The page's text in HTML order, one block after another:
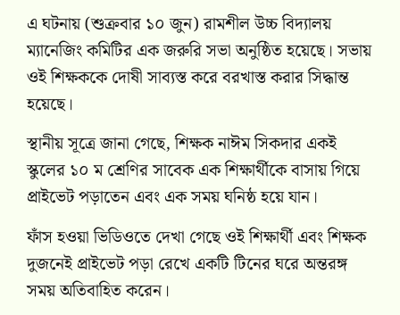
এ ঘটনায় (শুক্রবার ১০ জুন) রামশীল উচ্চ বিদ্যালয়
ম্যানেজিং কমিটির এক জরুরি সভা অনুষ্ঠিত হয়েছে। সভায়
ওই শিক্ষককে দোষী সাব্যস্ত করে বরখাস্ত করার সিদ্ধান্ত
হয়েছে।
স্থানীয় সূত্রে জানা গেছে, শিক্ষক নাঈম সিকদার একই
স্কুলের ১০ ম শ্রেণির সাবেক এক শিক্ষার্থীকে বাসায় গিয়ে
প্রাইভেট পড়াতেন এবং এক সময় ঘনিষ্ঠ হয়ে যান।
ফাঁস হওয়া ভিডিওতে দেখা গেছে ওই শিক্ষার্থী এবং শিক্ষক
দুজনেই প্রাইভেট পড়া রেখে একটি টিনের ঘরে অন্তরঙ্গ
সময় অতিবাহিত করেন।